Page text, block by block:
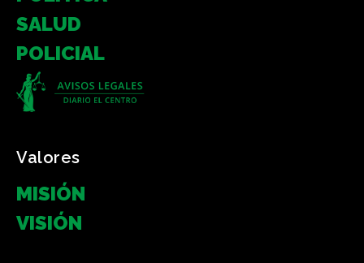
SALUD
POLICIAL
Valores
MISIÓN
VISIÓN